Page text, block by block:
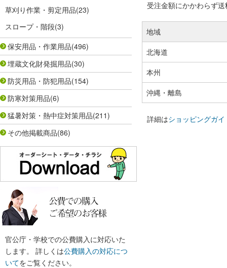
草刈り作業・剪定用品(23)
スロープ・階段(3)
保安用品・作業用品(496)
埋蔵文化財発掘用品(30)
防災用品・防犯用品(154)
防寒対策用品(6)
猛暑対策・熱中症対策用品(211)
その他掲載商品(86)
官公庁・学校での公費購入に対応いた
します。 詳しくは公費購入の対応につ
いてをご覧ください。
受注金額にかかわらず
地域
北海道
本州
沖縄・離島
詳細はショッピングガイ